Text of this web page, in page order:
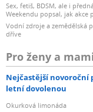
Sex, fetiš, BDSM, ale i
Weekendu popsal, jak akce
Vodní zdroje a zemědělská
dříve
Pro ženy a
Nejčastější novoroční
letní dovolenou
Okurková limonáda